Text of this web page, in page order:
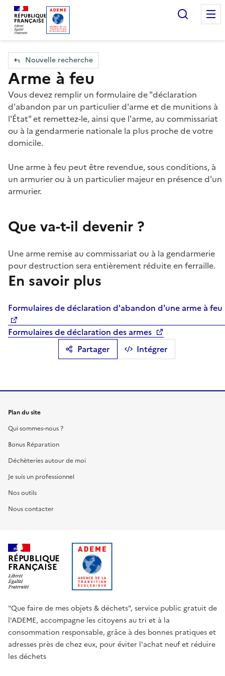
Accueil — Que Faire de mes objets & déchets
Nouvelle recherche
Arme à feu
Partager Intégrer
Vous devez remplir un formulaire de "déclaration
d'abandon par un particulier d'arme et de munitions à
l'État" et remettez-le, ainsi que l'arme, au commissariat
ou à la gendarmerie nationale la plus proche de votre
domicile.
Une arme à feu peut être revendue, sous conditions, à
un armurier ou à un particulier majeur en présence d'un
armurier.
Que va-t-il devenir ?
Une arme remise au commissariat ou à la gendarmerie
pour destruction sera entièrement réduite en ferraille.
En savoir plus
Formulaires de déclaration d'abandon d'une arme à feu
Formulaires de déclaration des armes
Plan du site
Qui sommes-nous ?
Bonus Réparation
Déchèteries autour de moi
Je suis un professionnel
Nos outils
Nous contacter
RÉPUBLIQUE
FRANÇAISE
"Que faire de mes objets & déchets", service public gratuit de
l'ADEME, accompagne les citoyens au tri et à la
consommation responsable, grâce à des bonnes pratiques et
adresses près de chez eux, pour éviter l'achat neuf et réduire
les déchets